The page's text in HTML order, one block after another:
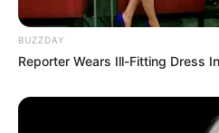
BUZZDAY
Reporter Wears Ill-Fitting Dress